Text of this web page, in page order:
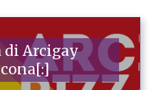
di Arcigay